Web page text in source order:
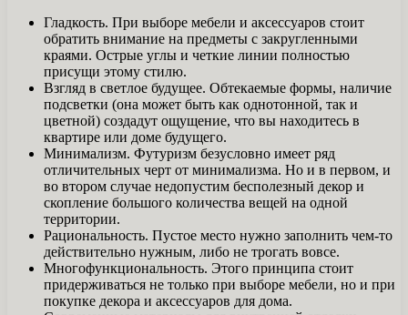
Гладкость. При выборе мебели и аксессуаров стоит
обратить внимание на предметы с закругленными
краями. Острые углы и четкие линии полностью
присущи этому стилю.
Взгляд в светлое будущее. Обтекаемые формы, наличие
подсветки (она может быть как однотонной, так и
цветной) создадут ощущение, что вы находитесь в
квартире или доме будущего.
Минимализм. Футуризм безусловно имеет ряд
отличительных черт от минимализма. Но и в первом, и
во втором случае недопустим бесполезный декор и
скопление большого количества вещей на одной
территории.
Рациональность. Пустое место нужно заполнить чем-то
действительно нужным, либо не трогать вовсе.
Многофункциональность. Этого принципа стоит
придерживаться не только при выборе мебели, но и при
покупке декора и аксессуаров для дома.